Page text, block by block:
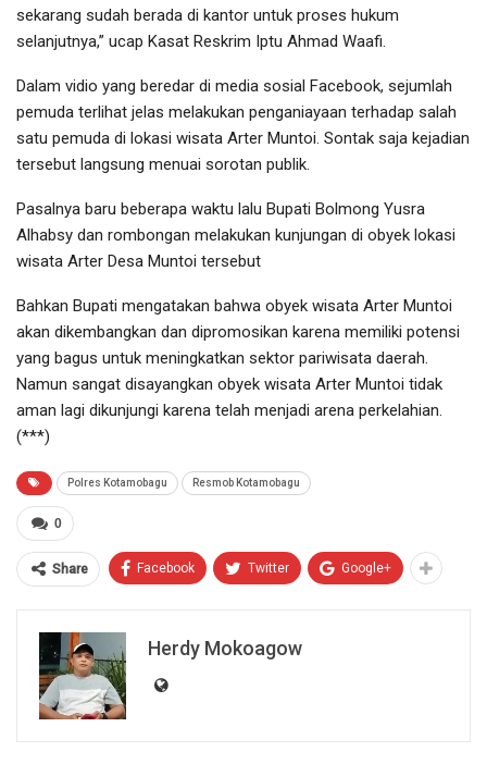
sekarang sudah berada di kantor untuk proses hukum
selanjutnya,” ucap Kasat Reskrim Iptu Ahmad Waafi.
Dalam vidio yang beredar di media sosial Facebook, sejumlah
pemuda terlihat jelas melakukan penganiayaan terhadap salah
satu pemuda di lokasi wisata Arter Muntoi. Sontak saja kejadian
tersebut langsung menuai sorotan publik.
Pasalnya baru beberapa waktu lalu Bupati Bolmong Yusra
Alhabsy dan rombongan melakukan kunjungan di obyek lokasi
wisata Arter Desa Muntoi tersebut
Bahkan Bupati mengatakan bahwa obyek wisata Arter Muntoi
akan dikembangkan dan dipromosikan karena memiliki potensi
yang bagus untuk meningkatkan sektor pariwisata daerah.
Namun sangat disayangkan obyek wisata Arter Muntoi tidak
aman lagi dikunjungi karena telah menjadi arena perkelahian.
(***)
Polres Kotamobagu Resmob Kotamobagu
0
Share Facebook Twitter Google+
Herdy Mokoagow